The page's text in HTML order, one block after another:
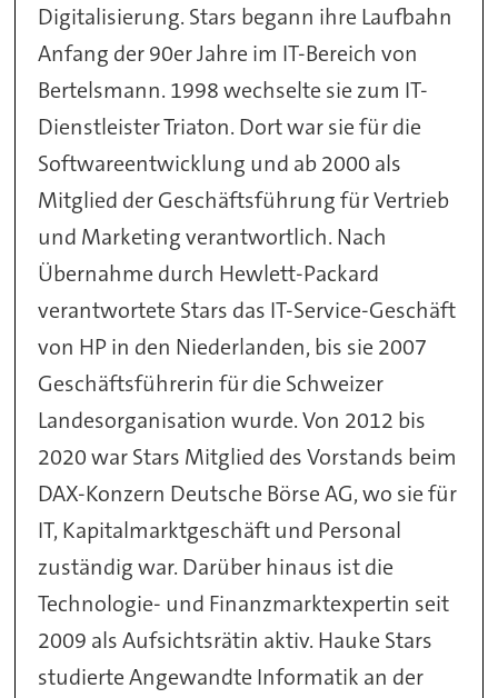
Digitalisierung. Stars begann ihre Laufbahn
Anfang der 90er Jahre im IT-Bereich von
Bertelsmann. 1998 wechselte sie zum IT-
Dienstleister Triaton. Dort war sie für die
Softwareentwicklung und ab 2000 als
Mitglied der Geschäftsführung für Vertrieb
und Marketing verantwortlich. Nach
Übernahme durch Hewlett-Packard
verantwortete Stars das IT-Service-Geschäft
von HP in den Niederlanden, bis sie 2007
Geschäftsführerin für die Schweizer
Landesorganisation wurde. Von 2012 bis
2020 war Stars Mitglied des Vorstands beim
DAX-Konzern Deutsche Börse AG, wo sie für
IT, Kapitalmarktgeschäft und Personal
zuständig war. Darüber hinaus ist die
Technologie- und Finanzmarktexpertin seit
2009 als Aufsichtsrätin aktiv. Hauke Stars
studierte Angewandte Informatik an der